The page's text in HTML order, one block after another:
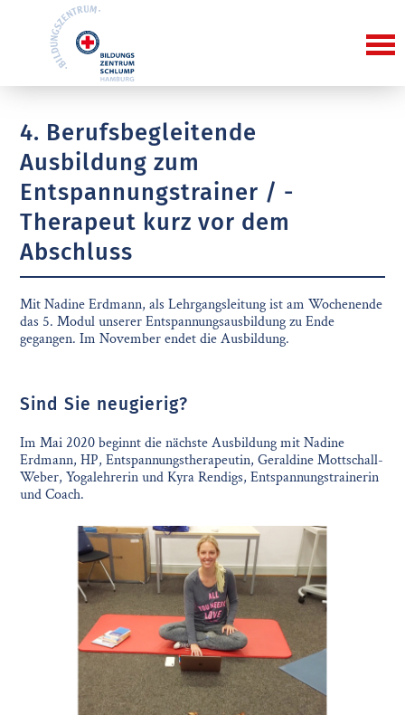
4. Berufsbegleitende
Ausbildung zum
Entspannungstrainer / -
Therapeut kurz vor dem
Abschluss
Mit Nadine Erdmann, als Lehrgangsleitung ist am Wochenende
das 5. Modul unserer Entspannungsausbildung zu Ende
gegangen. Im November endet die Ausbildung.
Sind Sie neugierig?
Im Mai 2020 beginnt die nächste Ausbildung mit Nadine
Erdmann, HP, Entspannungstherapeutin, Geraldine Mottschall-
Weber, Yogalehrerin und Kyra Rendigs, Entspannungstrainerin
und Coach.